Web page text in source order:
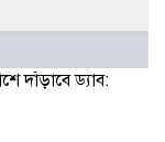
দাঁড়াবে ড্যাব: